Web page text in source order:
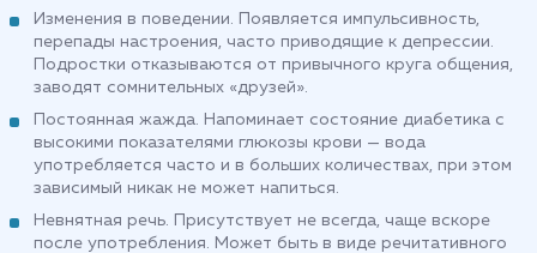
Изменения в поведении. Появляется импульсивность,
перепады настроения, часто приводящие к депрессии.
Подростки отказываются от привычного круга общения,
заводят сомнительных «друзей».
Постоянная жажда. Напоминает состояние диабетика с
высокими показателями глюкозы крови — вода
употребляется часто и в больших количествах, при этом
зависимый никак не может напиться.
Невнятная речь. Присутствует не всегда, чаще вскоре
после употребления. Может быть в виде речитативного